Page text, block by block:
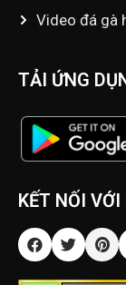
Video đá gà
TẢI ỨNG
KẾT NỐI